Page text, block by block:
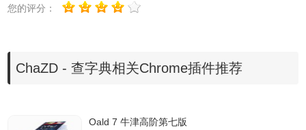
ChaZD Chrome插件的一些设置
您的评分：
ChaZD - 查字典相关Chrome插件推荐
Oald 7 牛津高阶第七版